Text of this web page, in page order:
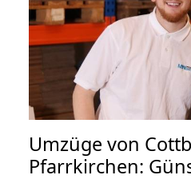
Umzüge von
Pfarrkirchen: